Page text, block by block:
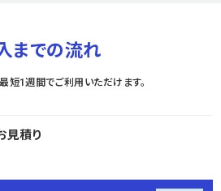
までの流れ
短1週間でご利用いただけます。
見積り